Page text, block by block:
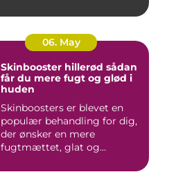
06. May
Skinbooster hillerød sådan
får du mere fugt og glød i
huden
Skinboosters er blevet en
populær behandling for dig,
der ønsker en mere
fugtmættet, glat og